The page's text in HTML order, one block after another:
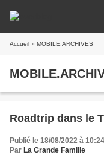
Accueil » MOBILE.ARCHIVES
Roadtrip dans le
Publié le 18/08/2022 à 10:24
Par La Grande Famille